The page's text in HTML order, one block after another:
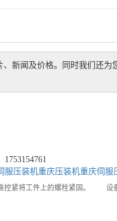
、新闻及价格。同时我们还为
1753154761
服压装机重庆压装机重庆伺服
控紧将工件上的螺栓紧固。 设